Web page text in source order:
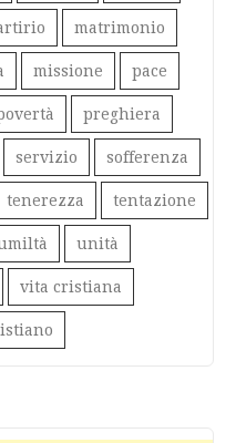
matrimonio
missione pace
preghiera
servizio sofferenza
tenerezza tentazione
unità
vita cristiana